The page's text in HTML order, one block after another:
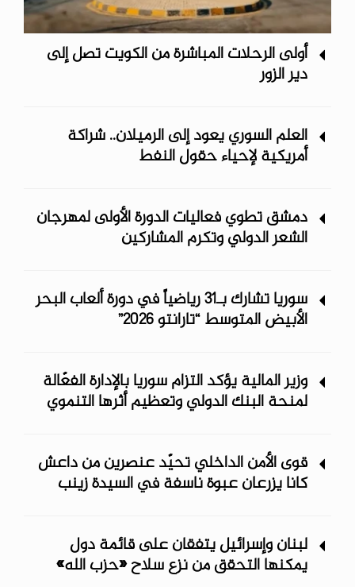
أولى الرحلات المباشرة من الكويت تصل إلى
دير الزور
العلم السوري يعود إلى الرميلان.. شراكة
أمريكية لإحياء حقول النفط
دمشق تطوي فعاليات الدورة الأولى لمهرجان
الشعر الدولي وتكرم المشاركين
سوريا تشارك بـ31 رياضياً في دورة ألعاب البحر
الأبيض المتوسط “تارانتو 2026”
وزير المالية يؤكد التزام سوريا بالإدارة الفعّالة
لمنحة البنك الدولي وتعظيم أثرها التنموي
قوى الأمن الداخلي تحيّد عنصرين من داعش
كانا يزرعان عبوة ناسفة في السيدة زينب
لبنان وإسرائيل يتفقان على قائمة دول
يمكنها التحقق من نزع سلاح «حزب الله»